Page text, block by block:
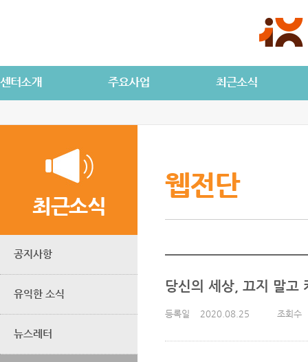
최근소식
공지사항
유익한 소식
뉴스레터
웹전단
당신의 세상, 끄지 말고
등록일 2020.08.25 조회수